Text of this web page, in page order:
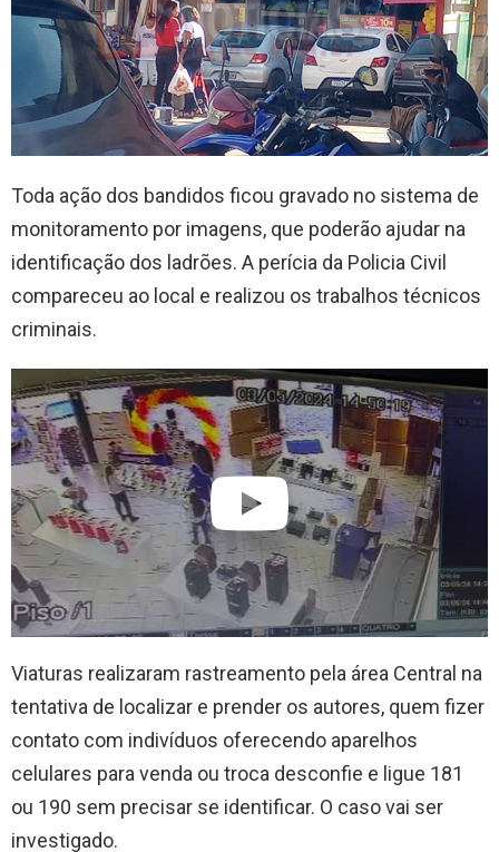
Toda ação dos bandidos ficou gravado no sistema de
monitoramento por imagens, que poderão ajudar na
identificação dos ladrões. A perícia da Policia Civil
compareceu ao local e realizou os trabalhos técnicos
criminais.
Viaturas realizaram rastreamento pela área Central na
tentativa de localizar e prender os autores, quem fizer
contato com indivíduos oferecendo aparelhos
celulares para venda ou troca desconfie e ligue 181
ou 190 sem precisar se identificar. O caso vai ser
investigado.